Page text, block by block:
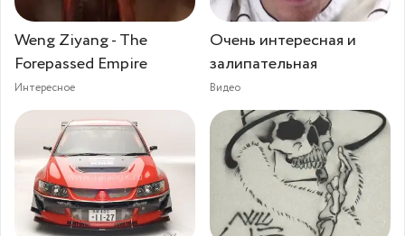
Weng Ziyang - The
Forepassed Empire
Интересное
Очень интересная и
залипательная
Видео